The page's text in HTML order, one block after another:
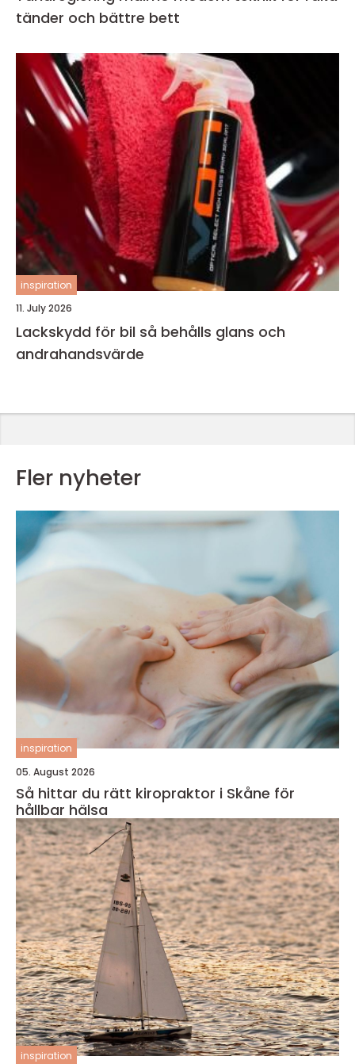
tänder och bättre bett
inspiration
11. July 2026
Lackskydd för bil så behålls glans och
andrahandsvärde
Fler nyheter
inspiration
05. August 2026
Så hittar du rätt kiropraktor i Skåne för
hållbar hälsa
inspiration